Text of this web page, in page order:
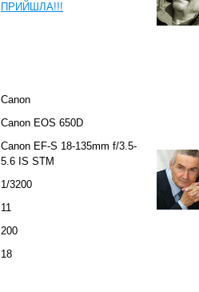
ПРИЙШЛА!!!
Canon
Canon EOS 650D
Canon EF-S 18-135mm f/3.5-
5.6 IS STM
1/3200
11
200
18